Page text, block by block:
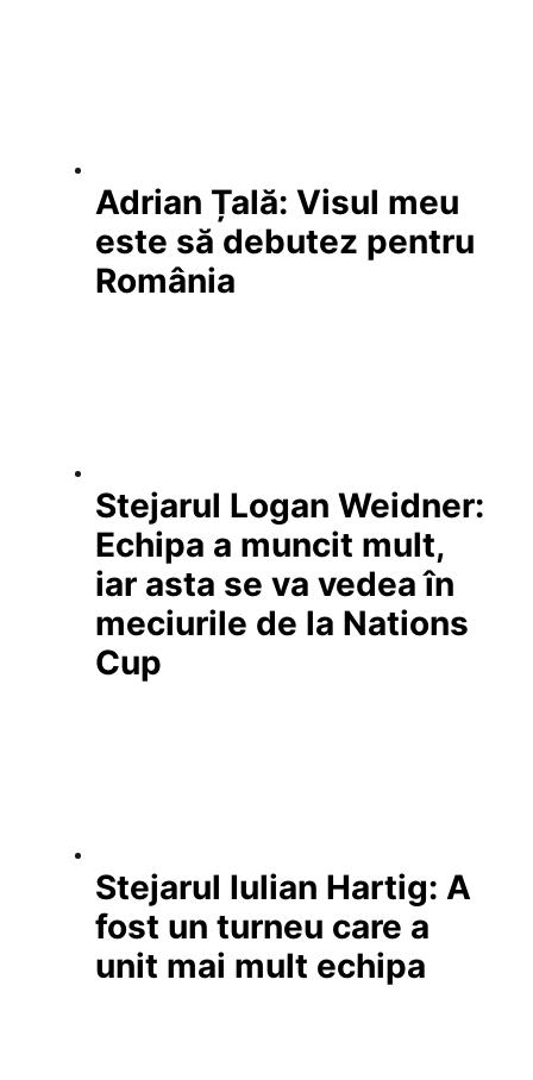
Adrian Țală: Visul meu
este să debutez pentru
România
Stejarul Logan Weidner:
Echipa a muncit mult,
iar asta se va vedea în
meciurile de la Nations
Cup
Stejarul Iulian Hartig: A
fost un turneu care a
unit mai mult echipa